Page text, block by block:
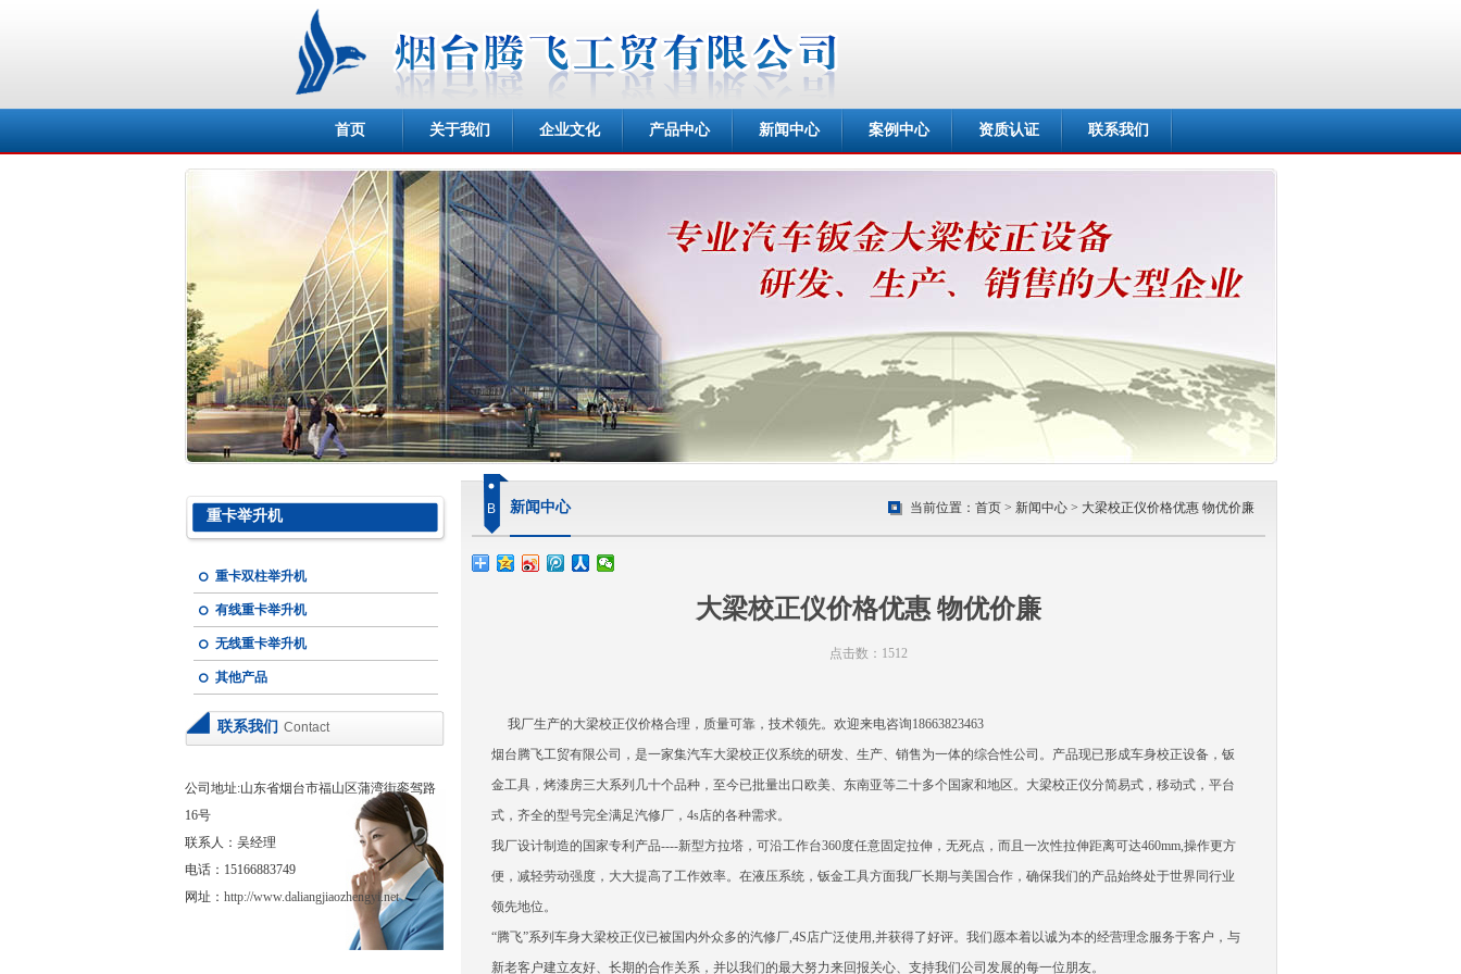
首页 关于我们 企业文化 产品中心 新闻中心 案例中心 资质认证 联系我们
重卡举升机
重卡双柱举升机
有线重卡举升机
无线重卡举升机
其他产品
联系我们 Contact
公司地址:山东省烟台市福山区蒲湾街銮驾路
16号
联系人：吴经理
电话：15166883749
网址： http://www.daliangjiaozhengyi.net
B 新闻中心 当前位置： 首页> 新闻中心> 大梁校正仪价格优惠 物优价廉
大梁校正仪价格优惠 物优价廉
点击数：1512
我厂生产的大梁校正仪价格合理，质量可靠，技术领先。欢迎来电咨询18663823463
烟台腾飞工贸有限公司，是一家集汽车大梁校正仪系统的研发、生产、销售为一体的综合性公司。产品现已形成车身校正设备，钣
金工具，烤漆房三大系列几十个品种，至今已批量出口欧美、东南亚等二十多个国家和地区。大梁校正仪分简易式，移动式，平台
式，齐全的型号完全满足汽修厂，4s店的各种需求。
我厂设计制造的国家专利产品----新型方拉塔，可沿工作台360度任意固定拉伸，无死点，而且一次性拉伸距离可达460mm,操作更方
便，减轻劳动强度，大大提高了工作效率。在液压系统，钣金工具方面我厂长期与美国合作，确保我们的产品始终处于世界同行业
领先地位。
“腾飞”系列车身大梁校正仪已被国内外众多的汽修厂,4S店广泛使用,并获得了好评。我们愿本着以诚为本的经营理念服务于客户，与
新老客户建立友好、长期的合作关系，并以我们的最大努力来回报关心、支持我们公司发展的每一位朋友。